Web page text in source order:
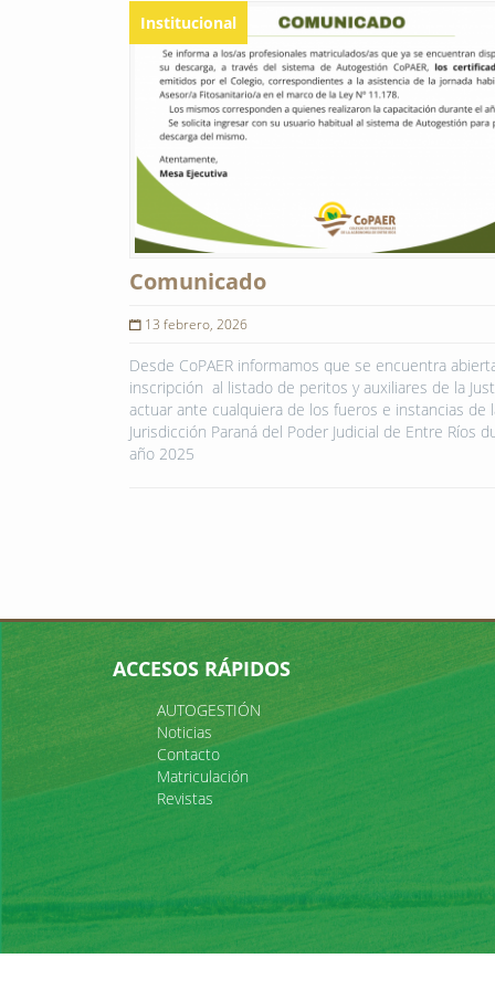
Institucional
Comunicado
13 febrero, 2026
Desde CoPAER informamos que se encuentra
inscripción al listado de peritos y auxiliares de la
actuar ante cualquiera de los fueros e instancias de
Jurisdicción Paraná del Poder Judicial de Entre Ríos
año 2025
ACCESOS RÁPIDOS
AUTOGESTIÓN
Noticias
Contacto
Matriculación
Revistas